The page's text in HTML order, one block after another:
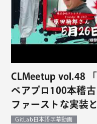
CLMeetup vol.48
ペアプロ100本稽
ファーストな実装
GitLab日本語字幕動画